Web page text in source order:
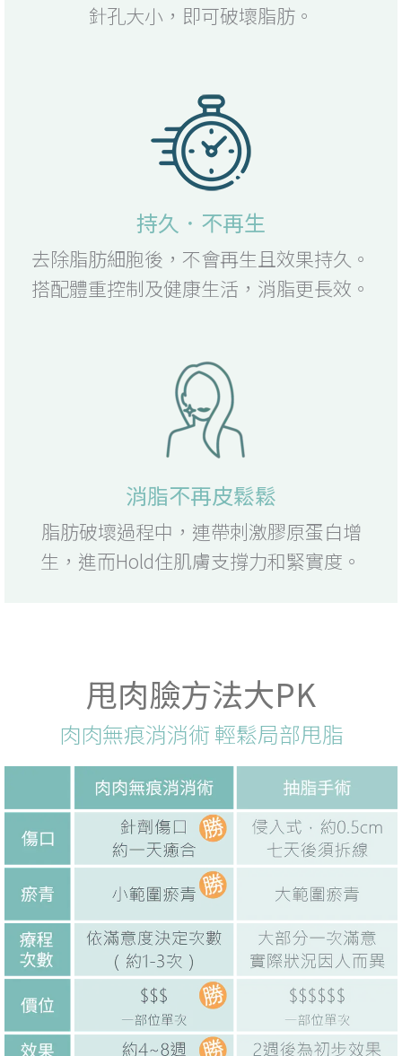
針孔大小，即可破壞脂肪。
持久．不再生
去除脂肪細胞後，不會再生且效果持久。
搭配體重控制及健康生活，消脂更長效。
消脂不再皮鬆鬆
脂肪破壞過程中，連帶刺激膠原蛋白增
生，進而Hold住肌膚支撐力和緊實度。
甩肉臉方法大PK
肉肉無痕消消術 輕鬆局部甩脂